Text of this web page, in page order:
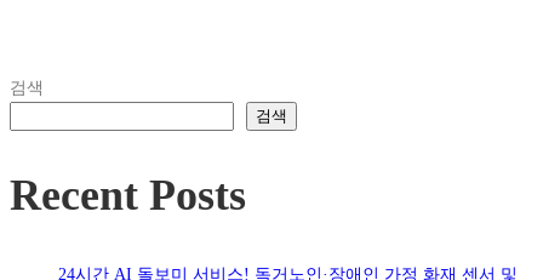
검색
검색
Recent Posts
24시간 AI 돌보미 서비스! 독거노인·장애인 가정 화재 센서 및